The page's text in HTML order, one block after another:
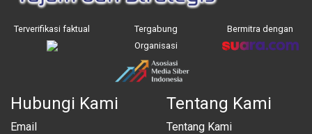
Terverifikasi faktual
Tergabung
Organisasi
Bermitra dengan
Hubungi Kami
Email
Tentang Kami
Tentang Kami